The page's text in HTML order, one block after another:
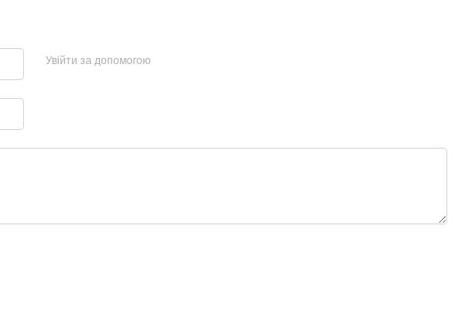
Увійти за допомогою